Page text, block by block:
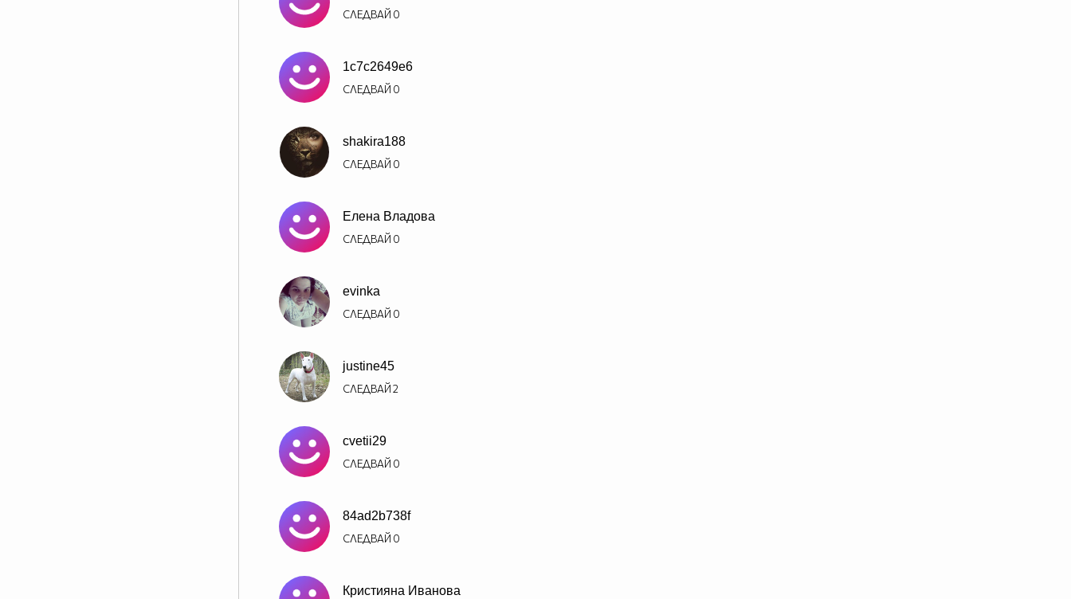
СЛЕДВАЙ 0
1c7c2649e6
СЛЕДВАЙ 0
shakira188
СЛЕДВАЙ 0
Елена Владова
СЛЕДВАЙ 0
evinka
СЛЕДВАЙ 0
justine45
СЛЕДВАЙ2
cvetii29
СЛЕДВАЙ 0
84ad2b738f
СЛЕДВАЙ 0
Кристияна Иванова